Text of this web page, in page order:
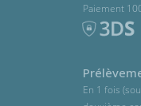
Paiement
En 1 fois